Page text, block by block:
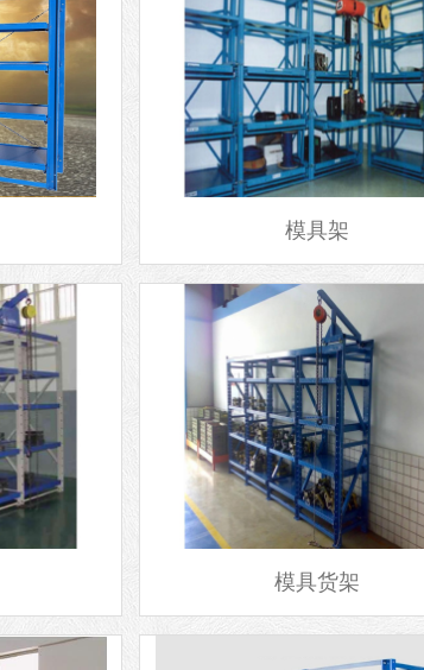
模具架
模具货架